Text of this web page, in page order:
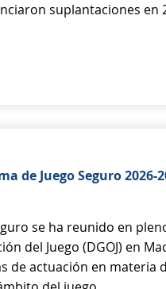
suplantaciones en
de Juego Seguro
se ha reunido en
del Juego (DGOJ) en
de actuación en materia